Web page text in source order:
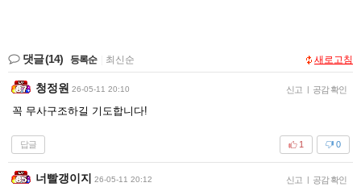
댓글(14) 등록순 최신순 새로고침
청정원 26-05-11 20:10 신고 | 공감 확인
꼭 무사구조하길 기도합니다!
답글 0
1
너빨갱이지 26-05-11 20:12 신고 | 공감 확인